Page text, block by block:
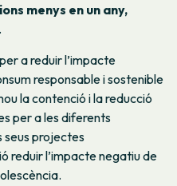
menys en un any,
.
a reduir l’impacte
responsable i sostenible
la contenció i la reducció
per a les diferents
seus projectes
reduir l’impacte negatiu de